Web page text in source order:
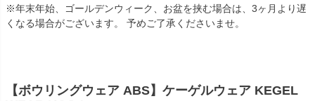
※年末年始、ゴールデンウィーク、お盆を挟む場合は、3ヶ月より遅
くなる場合がございます。 予めご了承くださいませ。
【ボウリングウェア ABS】ケーゲルウェア KEGEL